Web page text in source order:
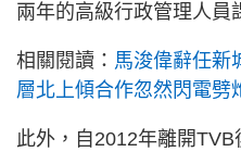
兩年的高級行政管理人員
相關閱讀： 馬浚偉辭任新
層北上傾合作忽然閃電劈
此外，自2012年離開